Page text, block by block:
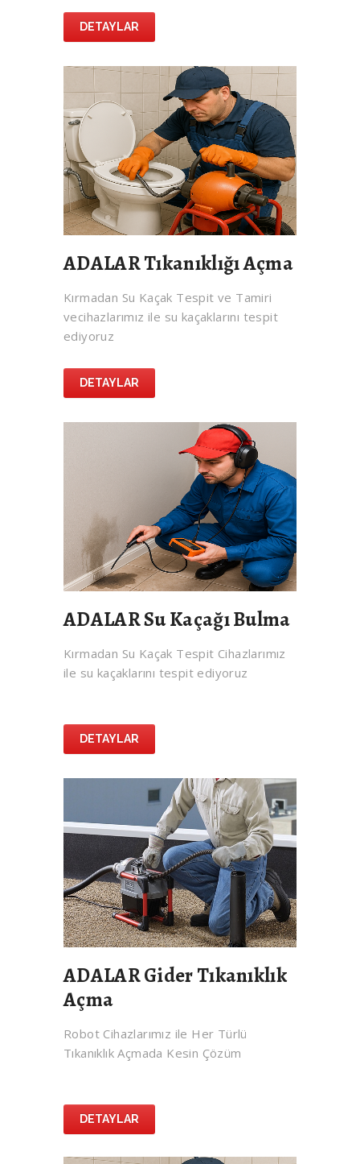
DETAYLAR
ADALAR Tıkanıklığı Açma
Kırmadan Su Kaçak Tespit ve Tamiri
vecihazlarımız ile su kaçaklarını tespit
ediyoruz
DETAYLAR
ADALAR Su Kaçağı Bulma
Kırmadan Su Kaçak Tespit Cihazlarımız
ile su kaçaklarını tespit ediyoruz
DETAYLAR
ADALAR Gider Tıkanıklık
Açma
Robot Cihazlarımız ile Her Türlü
Tıkanıklık Açmada Kesin Çözüm
DETAYLAR